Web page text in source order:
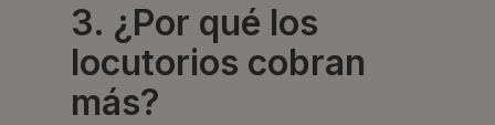
3. ¿Por qué los
locutorios cobran
más?